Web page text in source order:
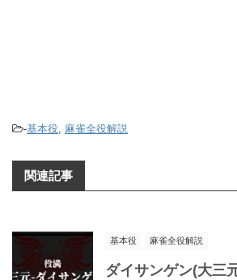
-基本役 麻雀全役解説
関連記事
基本役 麻雀全役解説
ダイサンゲン(大三